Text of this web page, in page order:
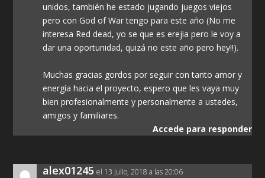
unidos, también he estado jugando juegos viejos
pero con God of War tengo para este año (No me
interesa Red dead, yo se que es erejia pero le voy a
dar una oportunidad, quizá no este año pero hey!!).
Muchas gracias gordos por seguir con tanto amor y
energía hacia el proyecto, espero que les vaya muy
bien profesionalmente y personalmente a ustedes,
amigos y familiares.
Accede para responder
alex01245 el 13 julio, 2018 a las 20:06